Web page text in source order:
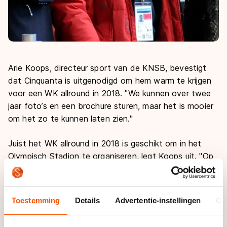
Toestemming Details Advertentie-instellingen
Arie Koops, directeur sport van de KNSB, bevestigt
dat Cinquanta is uitgenodigd om hem warm te krijgen
voor een WK allround in 2018. "We kunnen over twee
jaar foto’s en een brochure sturen, maar het is mooier
om het zo te kunnen laten zien."
Juist het WK allround in 2018 is geschikt om in het
Olympisch Stadion te organiseren, legt Koops uit. "Op
een WK sprint zijn de verschillen te klein, maar op een
WK allround na de Spelen is dat minder van belang. En
olympische omgeving te kunnen laten rijden."